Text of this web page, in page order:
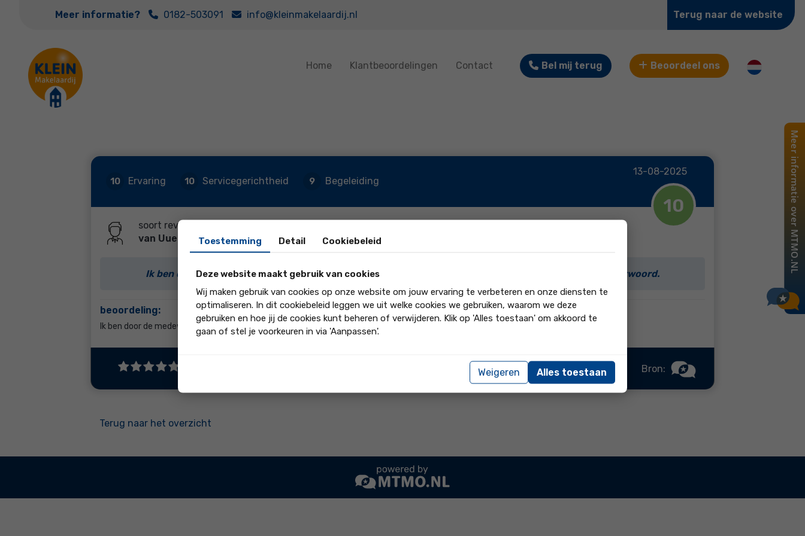
Meer informatie? 0182-503091 info@kleinmakelaardij.nl Terug naar de website
Home Klantbeoordelingen Contact Bel mij terug Beoordeel ons
13-08-2025
10
10 Ervaring 10 Servicegerichtheid 9 Begeleiding
soort review: Verkoop
van Uuen
Ik ben door de medewerkers laagdrempelig en prettig benaderd. Vragen werden snel en adequaat beantwoord.
beoordeling:
Ik ben door de medewerkers laagdrempelig en prettig benaderd. Vragen werden snel en adequaat beantwoord.
Bron:
Terug naar het overzicht
Toestemming Detail Cookiebeleid
Deze website maakt gebruik van cookies
Wij maken gebruik van cookies op onze website om jouw ervaring te verbeteren en onze diensten te
optimaliseren. In dit cookiebeleid leggen we uit welke cookies we gebruiken, waarom we deze
gebruiken en hoe jij de cookies kunt beheren of verwijderen. Klik op 'Alles toestaan' om akkoord te
gaan of stel je voorkeuren in via 'Aanpassen'.
Weigeren Alles toestaan